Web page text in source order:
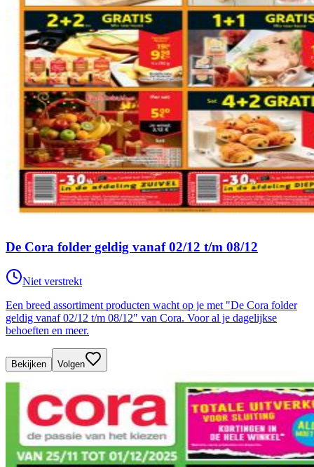
De Cora folder geldig vanaf 02/12 t/m 08/12
Niet verstrekt
Een breed assortiment producten wacht op je met "De Cora folder
geldig vanaf 02/12 t/m 08/12" van Cora. Voor al je dagelijkse
behoeften en meer.
Bekijken Volgen